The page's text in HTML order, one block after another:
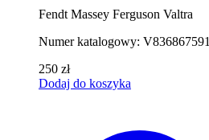
Fendt Massey Ferguson Valtra
Numer katalogowy: V836867591
250 zł
Dodaj do koszyka